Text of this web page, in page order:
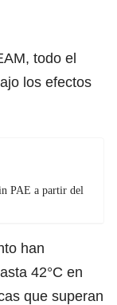
todo el
los efectos
PAE a partir del
han
42°C en
que superan